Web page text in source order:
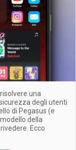
una
degli utenti
di Pegasus (e
della
Ecco